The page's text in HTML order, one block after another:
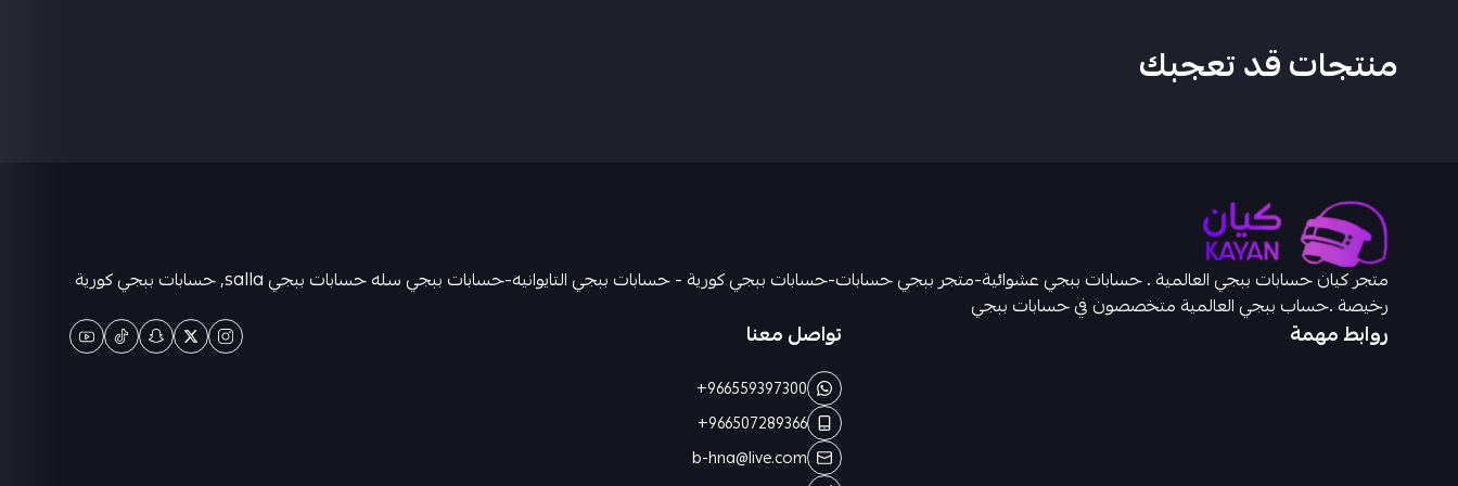
منتجات قد تعجبك
متجر كيان حسابات ببجي العالمية . حسابات ببجي عشوائية-متجر ببجي حسابات-حسابات ببجي كورية - حسابات ببجي التايوانيه-حسابات ببجي سله حسابات ببجي salla, حسابات ببجي كورية
رخيصة .حساب ببجي العالمية متخصصون في حسابات ببجي
روابط مهمة تواصل معنا
+966559397300
+966507289366
b-hna@live.com